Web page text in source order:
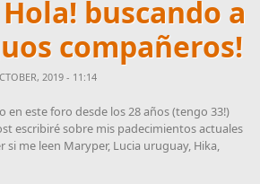
buscando a
compañeros!
2019 - 11:14
en este foro desde los 28 años (tengo 33!)
escribiré sobre mis padecimientos actuales
si me leen Maryper, Lucia uruguay, Hika,